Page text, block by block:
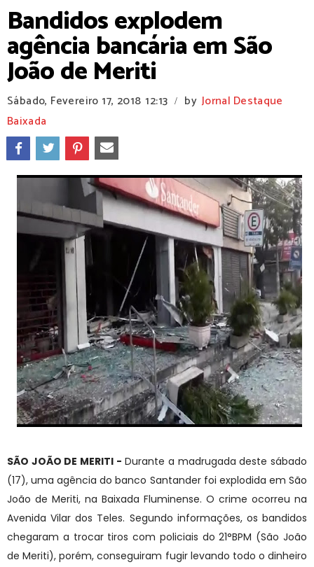
Bandidos explodem
agência bancária em São
João de Meriti
Sábado, Fevereiro 17, 2018 12:13 / by Jornal Destaque
Baixada
SÃO JOÃO DE MERITI - Durante a madrugada deste sábado
(17), uma agência do banco Santander foi explodida em São
João de Meriti, na Baixada Fluminense. O crime ocorreu na
Avenida Vilar dos Teles. Segundo informações, os bandidos
chegaram a trocar tiros com policiais do 21°BPM (São João
de Meriti), porém, conseguiram fugir levando todo o dinheiro